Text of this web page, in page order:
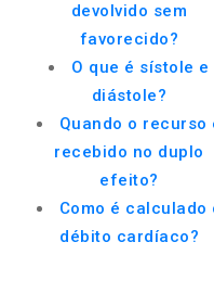
devolvido sem
favorecido?
O que é sístole e
diástole?
Quando o recurso
recebido no duplo
efeito?
Como é calculado
débito cardíaco?